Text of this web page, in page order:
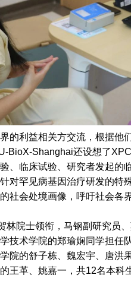
的利益相关方交流，根据
BioX-Shanghai还设想了
、临床试验、研究者发起的
对罕见病基因治疗研发的
社会处境画像，呼吁社会
林院士领衔，马钢副研究员
技术学院的郑瑜娴同学担任
院的舒子栋、魏宏宇、唐洪
王革、姚嘉一，共12名本